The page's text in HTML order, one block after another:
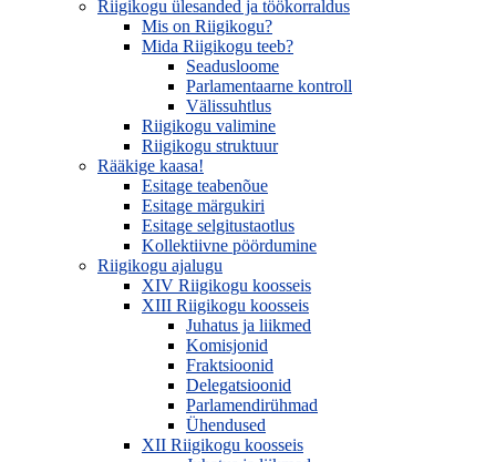
Riigikogu ülesanded ja töökorraldus
Mis on Riigikogu?
Mida Riigikogu teeb?
Seadusloome
Parlamentaarne kontroll
Välissuhtlus
Riigikogu valimine
Riigikogu struktuur
Rääkige kaasa!
Esitage teabenõue
Esitage märgukiri
Esitage selgitustaotlus
Kollektiivne pöördumine
Riigikogu ajalugu
XIV Riigikogu koosseis
XIII Riigikogu koosseis
Juhatus ja liikmed
Komisjonid
Fraktsioonid
Delegatsioonid
Parlamendirühmad
Ühendused
XII Riigikogu koosseis